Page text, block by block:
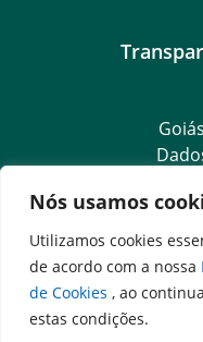
Nós usamos
Utilizamos cookies
de acordo com a nossa
de Cookies , ao
estas condições.
e-SIC – Serviço
Ouvidoria